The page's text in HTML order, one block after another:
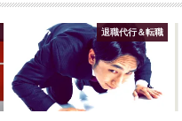
退職代行＆転職